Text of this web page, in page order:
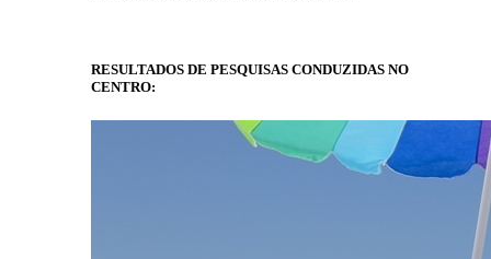
RESULTADOS DE PESQUISAS CONDUZIDAS NO
CENTRO: